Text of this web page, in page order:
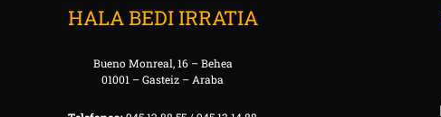
HALA BEDI IRRATIA
Bueno Monreal, 16 – Behea
01001 – Gasteiz – Araba